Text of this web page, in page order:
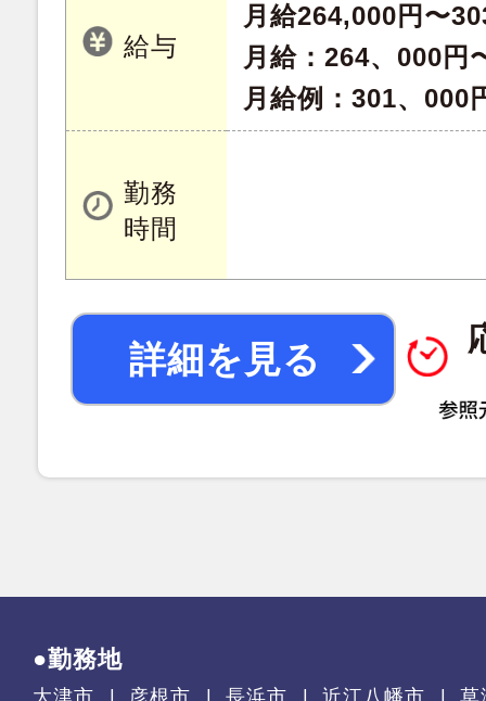
給与
月給264,000円〜
月給：264、000円
月給例：301、000
勤務
時間
詳細を見る
●勤務地